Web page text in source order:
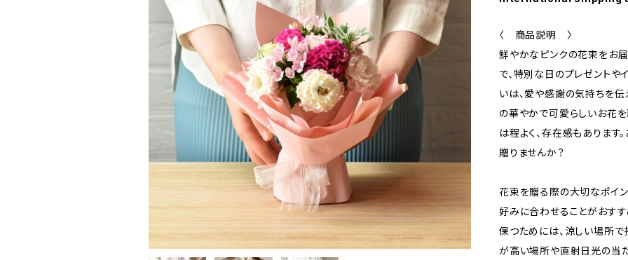
〈 商品説明 〉
鮮やかなピンクの花束をお
で、特別な日のプレゼントや
いは、愛や感謝の気持ちを伝
の華やかで可愛らしいお花を
は程よく、存在感もあります
贈りませんか？
花束を贈る際の大切なポイ
好みに合わせることがおす
保つためには、涼しい場所で
が高い場所や直射日光の当